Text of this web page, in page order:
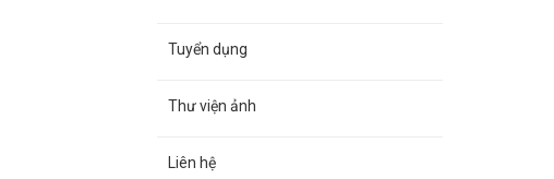
Tuyển dụng
Thư viện ảnh
Liên hệ